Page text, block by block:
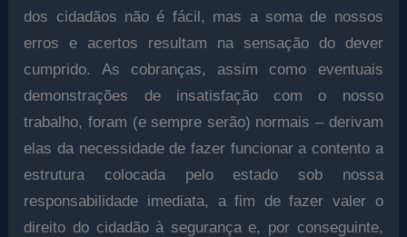
dos cidadãos não é fácil, mas a soma de nossos
erros e acertos resultam na sensação do dever
cumprido. As cobranças, assim como eventuais
demonstrações de insatisfação com o nosso
trabalho, foram (e sempre serão) normais – derivam
elas da necessidade de fazer funcionar a contento a
estrutura colocada pelo estado sob nossa
responsabilidade imediata, a fim de fazer valer o
direito do cidadão à segurança e, por conseguinte,